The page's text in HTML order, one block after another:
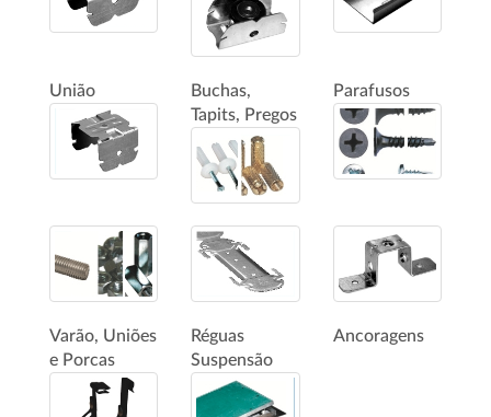
União
Buchas,
Tapits, Pregos
Parafusos
Varão, Uniões
e Porcas
Réguas
Suspensão
Ancoragens